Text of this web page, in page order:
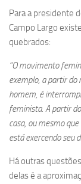
Para a presidente
Campo Largo
quebrados:
“O movimento
exemplo, a partir do
homem, é
feminista. A partir
casa, ou mesmo
está exercendo seu
Há outras
delas é a